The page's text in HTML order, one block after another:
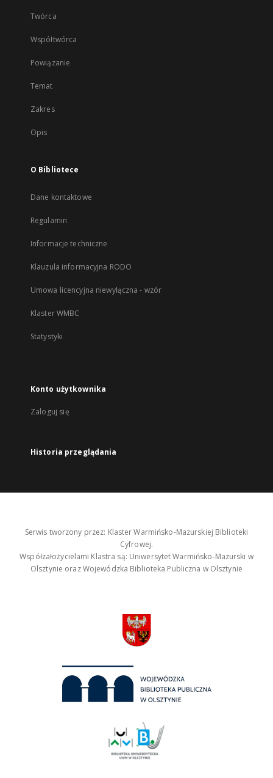
Twórca
Współtwórca
Powiązanie
Temat
Zakres
Opis
O Bibliotece
Dane kontaktowe
Regulamin
Informacje techniczne
Klauzula informacyjna RODO
Umowa licencyjna niewyłączna - wzór
Klaster WMBC
Statystyki
Konto użytkownika
Zaloguj się
Historia przeglądania
Serwis tworzony przez: Klaster Warmińsko-Mazurskiej Biblioteki
Cyfrowej.
Współzałożycielami Klastra są: Uniwersytet Warmińsko-Mazurski w
Olsztynie oraz Wojewódzka Biblioteka Publiczna w Olsztynie